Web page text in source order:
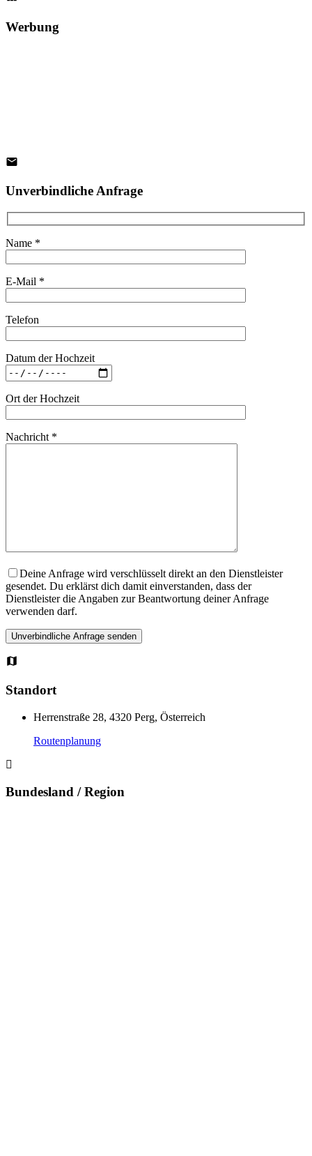
Werbung
Unverbindliche Anfrage
Name *
E-Mail *
Telefon
Datum der Hochzeit
Ort der Hochzeit
Nachricht *
Deine Anfrage wird verschlüsselt direkt an den Dienstleister
gesendet. Du erklärst dich damit einverstanden, dass der
Dienstleister die Angaben zur Beantwortung deiner Anfrage
verwenden darf.
Standort
Herrenstraße 28, 4320 Perg, Österreich
Routenplanung
Bundesland / Region